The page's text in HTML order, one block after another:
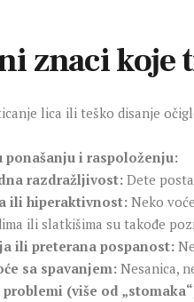
znaci koje
lica ili teško disanje
ponašanju i raspoloženju:
razdražljivost: Dete
ili hiperaktivnost: Neko
ili slatkišima su takođe
ili preterana pospanost:
sa spavanjem: Nesanica,
(više od